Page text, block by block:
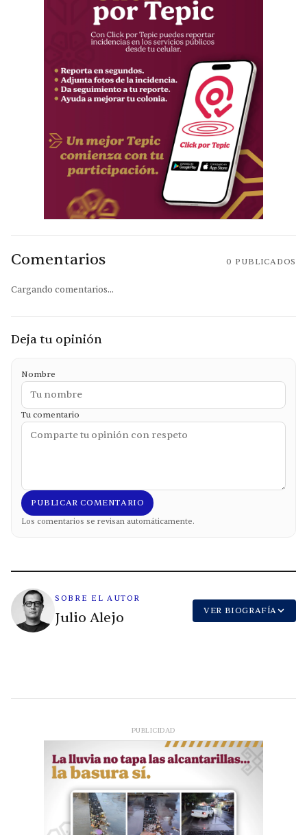
Comentarios 0 PUBLICADOS
Cargando comentarios...
Deja tu opinión
Nombre
Tu comentario
PUBLICAR COMENTARIO
Los comentarios se revisan automáticamente.
SOBRE EL AUTOR
Julio Alejo VER BIOGRAFÍA
PUBLICIDAD